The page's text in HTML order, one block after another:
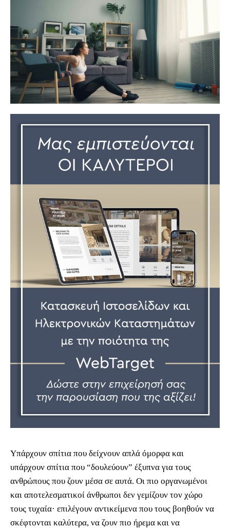
Υπάρχουν σπίτια που δείχνουν απλά όμορφα και
υπάρχουν σπίτια που “δουλεύουν” έξυπνα για τους
ανθρώπους που ζουν μέσα σε αυτά. Οι πιο οργανωμένοι
και αποτελεσματικοί άνθρωποι δεν γεμίζουν τον χώρο
τους τυχαία· επιλέγουν αντικείμενα που τους βοηθούν να
σκέφτονται καλύτερα, να ζουν πιο ήρεμα και να